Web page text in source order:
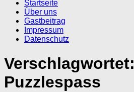
Startseite
Über uns
Gastbeitrag
Impressum
Datenschutz
Verschlagwortet:
Puzzlespass